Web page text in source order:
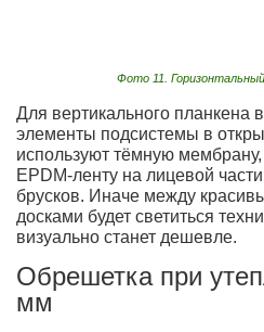
Фото 11.
Для вертикального планкена
элементы подсистемы в
используют тёмную
EPDM-ленту на лицевой
брусков. Иначе между
досками будет светиться
визуально станет дешевле.
Обрешетка при
мм